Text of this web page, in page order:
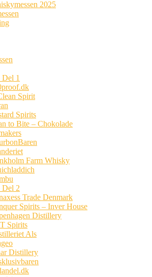
2025
1
Spirit
Spirits
to Bite – Chokolade
Farm Whisky
Del 2
Trade Denmark
Spirits – Inver House
Distillery
Spirits
Als
Distillery